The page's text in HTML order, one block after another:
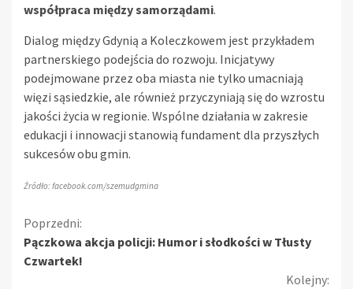
współpraca między samorządami.
Dialog między Gdynią a Koleczkowem jest przykładem
partnerskiego podejścia do rozwoju. Inicjatywy
podejmowane przez oba miasta nie tylko umacniają
więzi sąsiedzkie, ale również przyczyniają się do wzrostu
jakości życia w regionie. Wspólne działania w zakresie
edukacji i innowacji stanowią fundament dla przyszłych
sukcesów obu gmin.
Źródło: facebook.com/szemudgmina
Kontynuuj
czytanie
Poprzedni:
Pączkowa akcja policji: Humor i słodkości w Tłusty
Czwartek!
Kolejny: